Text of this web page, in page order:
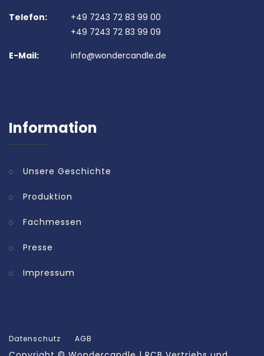
Telefon:
+49 7243 72 83 99 00
+49 7243 72 83 99 09
E-Mail:
info@wondercandle.de
Information
Unsere Geschichte
Produktion
Fachmessen
Presse
Impressum
Datenschutz AGB